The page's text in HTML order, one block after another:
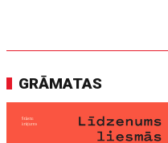
GRĀMATAS